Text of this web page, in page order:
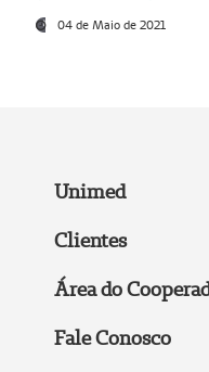
04 de Maio de 2021
Unimed
Clientes
Área do
Fale Conosco